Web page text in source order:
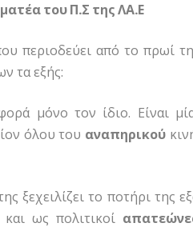
του Π.Σ της ΛΑ.Ε
περιοδεύει από το πρωί
τα εξής:
μόνο τον ίδιο. Είναι
όλου του αναπηρικού
ξεχειλίζει το ποτήρι της
και ως πολιτικοί